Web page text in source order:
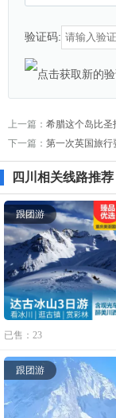
验证码:
上一篇： 希腊这个岛比圣
下一篇： 第一次英国旅行
四川相关线路推荐
跟团游
已售：23
跟团游